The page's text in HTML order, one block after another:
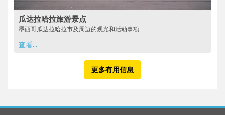
瓜达拉哈拉旅游景点
墨西哥瓜达拉哈拉市及周边的观光和活动事项
查看...
更多有用信息